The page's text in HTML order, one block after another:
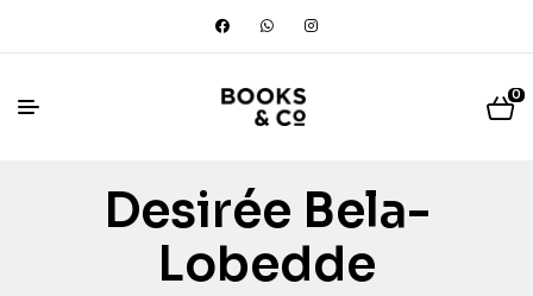
0
Desirée Bela-
Lobedde